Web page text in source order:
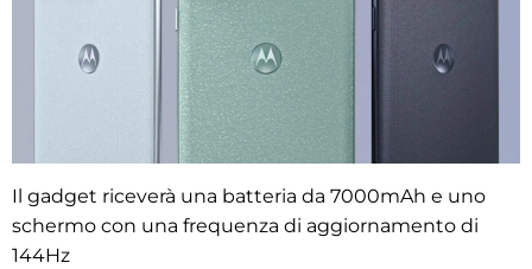
Il gadget riceverà una batteria da 7000mAh e uno
schermo con una frequenza di aggiornamento di
144Hz